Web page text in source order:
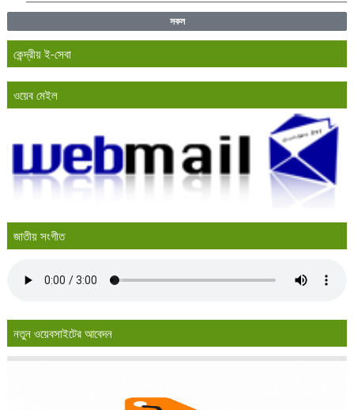
সকল
কেন্দ্রীয় ই-সেবা
ওয়েব মেইল
জাতীয় সংগীত
নতুন ওয়েবসাইটের আবেদন